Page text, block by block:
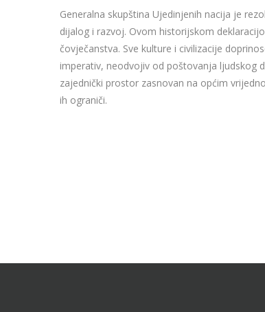
Generalna skupština Ujedinjenih nacija je
dijalog i razvoj. Ovom historijskom
čovječanstva. Sve kulture i civilizacije
imperativ, neodvojiv od poštovanja ljudskog
zajednički prostor zasnovan na općim
ih ograniči.